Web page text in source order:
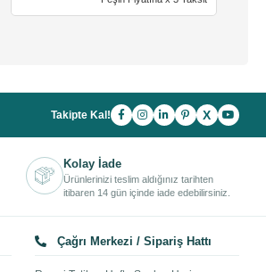
Takipte Kal! X
Kolay İade
Ürünlerinizi teslim aldığınız tarihten
itibaren 14 gün içinde iade edebilirsiniz.
Çağrı Merkezi / Sipariş Hattı